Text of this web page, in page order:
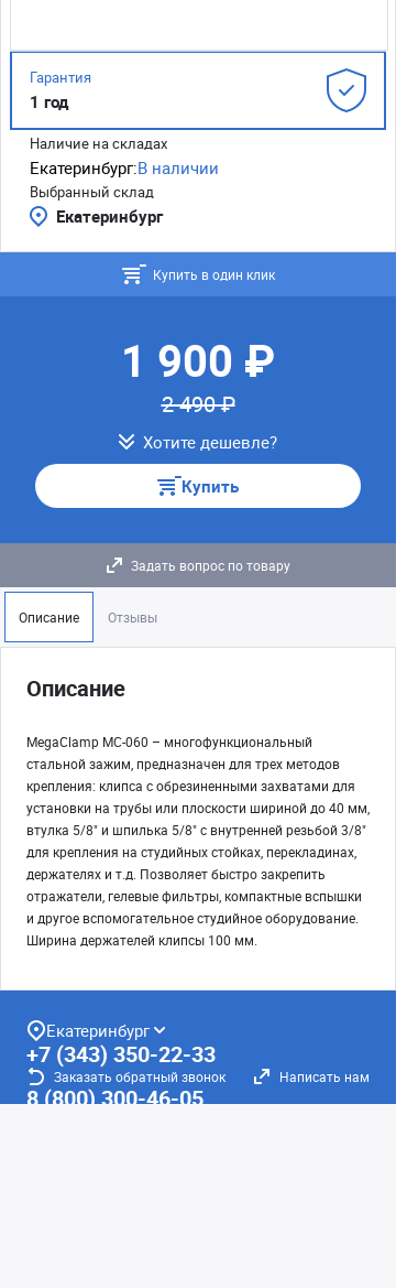
Гарантия
1 год
Наличие на складах
Екатеринбург:В наличии
Выбранный склад
Екатеринбург
Купить в один клик
1 900 ₽
2 490 ₽
Хотите дешевле?
Купить
Задать вопрос по товару
Описание Отзывы
Описание
MegaClamp MC-060 – многофункциональный
стальной зажим, предназначен для трех методов
крепления: клипса с обрезиненными захватами для
установки на трубы или плоскости шириной до 40 мм,
втулка 5/8" и шпилька 5/8" с внутренней резьбой 3/8"
для крепления на студийных стойках, перекладинах,
держателях и т.д. Позволяет быстро закрепить
отражатели, гелевые фильтры, компактные вспышки
и другое вспомогательное студийное оборудование.
Ширина держателей клипсы 100 мм.
Екатеринбург
+7 (343) 350-22-33
Заказать обратный звонок Написать нам
8 (800) 300-46-05